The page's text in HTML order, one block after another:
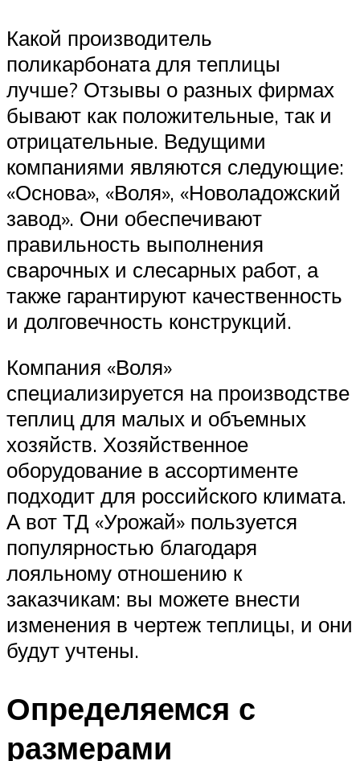
Какой производитель
поликарбоната для теплицы
лучше? Отзывы о разных фирмах
бывают как положительные, так и
отрицательные. Ведущими
компаниями являются следующие:
«Основа», «Воля», «Новоладожский
завод». Они обеспечивают
правильность выполнения
сварочных и слесарных работ, а
также гарантируют качественность
и долговечность конструкций.
Компания «Воля»
специализируется на производстве
теплиц для малых и объемных
хозяйств. Хозяйственное
оборудование в ассортименте
подходит для российского климата.
А вот ТД «Урожай» пользуется
популярностью благодаря
лояльному отношению к
заказчикам: вы можете внести
изменения в чертеж теплицы, и они
будут учтены.
Определяемся с
размерами